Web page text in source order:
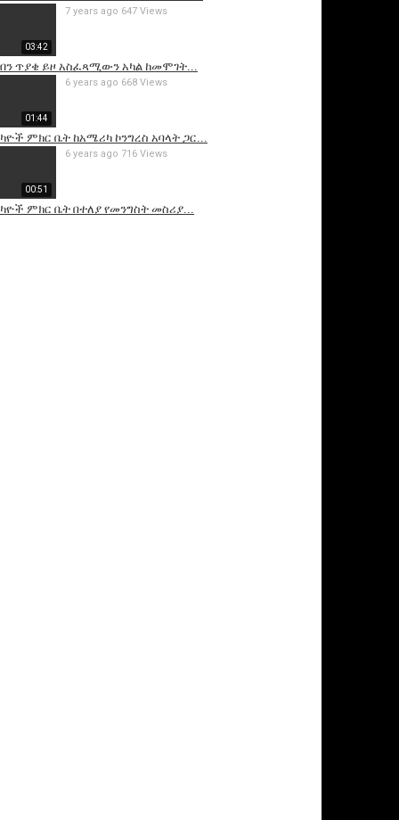
03:42
ጥያቄ ይዞ አስፈጻሚውን አካል ከመሞገት...
7 years ago 647 Views
01:44
ምክር ቤት ከአሜሪካ ኮንግረስ አባላት ጋር...
6 years ago 668 Views
00:51
ምክር ቤት በተለያ የመንግስት መስሪያ...
6 years ago 716 Views